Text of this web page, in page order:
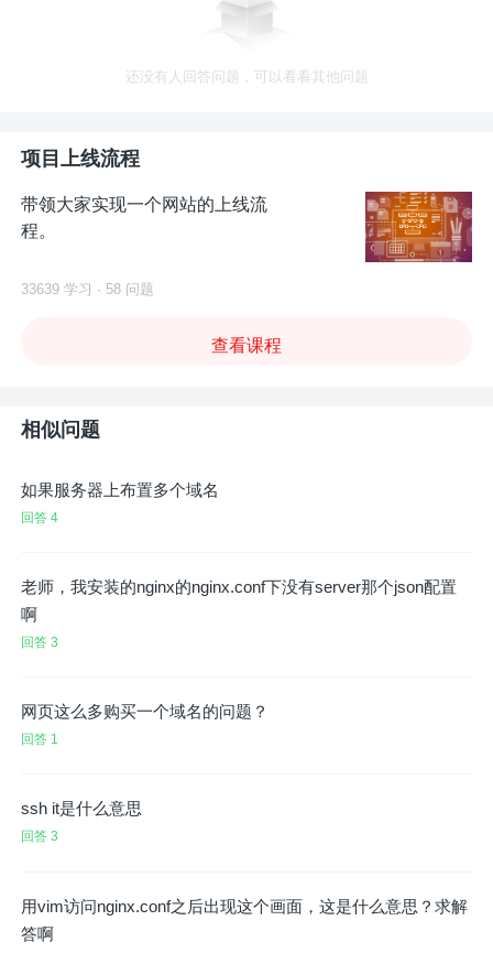
还没有人回答问题，可以看看其他问题
项目上线流程
带领大家实现一个网站的上线流
程。
33639 学习 · 58 问题
查看课程
相似问题
如果服务器上布置多个域名
回答 4
老师，我安装的nginx的nginx.conf下没有server那个json配置
啊
回答 3
网页这么多购买一个域名的问题？
回答 1
ssh it是什么意思
回答 3
用vim访问nginx.conf之后出现这个画面，这是什么意思？求解
答啊